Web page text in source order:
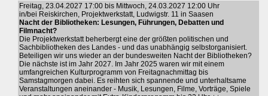
Freitag, 23.04.2027 17:00 bis Mittwoch, 24.03.2027 12:00 Uhr
in/bei Reiskirchen, Projektwerkstatt, Ludwigstr. 11 in Saasen
Nacht der Bibliotheken: Lesungen, Führungen, Debatten und
Filmnacht?
Die Projektwerkstatt beherbergt eine der größten politischen und
Sachbibliotheken des Landes - und das unabhängig selbstorganisiert.
Beteiligen wir uns wieder an der bundesweiten Nacht der Bibliotheken?
Die nächste ist im Jahr 2027. Im Jahr 2025 waren wir mit einem
umfangreichen Kulturprogramm von Freitagnachmittag bis
Samstagmorgen dabei. Es reihten sich spannende und unterhaltsame
Veranstaltungen aneinander - Musik, Lesungen, Filme, Vorträge, Spiele